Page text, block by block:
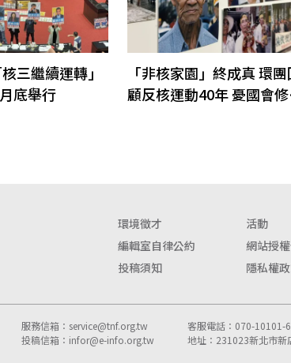
三繼續運轉」
底舉行
「非核家園」終成真 環團
顧反核運動40年 憂國會修
環境徵才 活動
編輯室自律公約
網站授
投稿須知
隱私權
服務信箱： service@tnf.org.tw
投稿信箱： infor@e-info.org.tw
客服電話：070-10101-
地址：231023新北市新